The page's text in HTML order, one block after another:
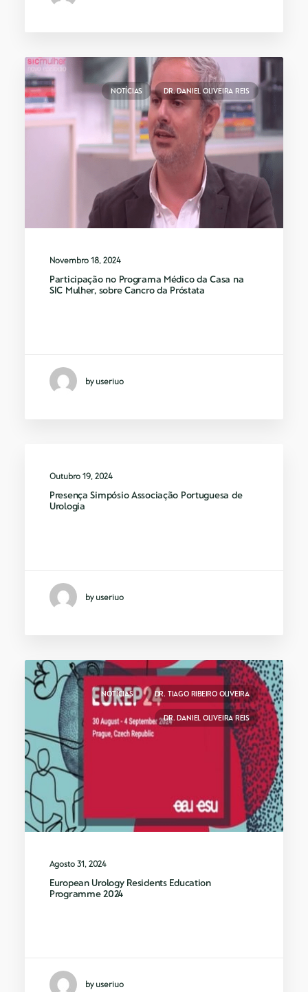
NOTÍCIAS DR. DANIEL OLIVEIRA REIS
Novembro 18, 2024
Participação no Programa Médico da Casa na
SIC Mulher, sobre Cancro da Próstata
by useriuo
Outubro 19, 2024
Presença Simpósio Associação Portuguesa de
Urologia
by useriuo
NOTÍCIAS DR. TIAGO RIBEIRO OLIVEIRA
DR. DANIEL OLIVEIRA REIS
Agosto 31, 2024
European Urology Residents Education
Programme 2024
by useriuo